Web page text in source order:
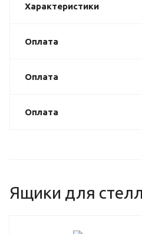
Характеристики
Оплата
Оплата
Оплата
Ящики для